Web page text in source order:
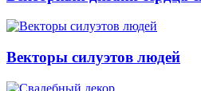
Векторы силуэтов людей